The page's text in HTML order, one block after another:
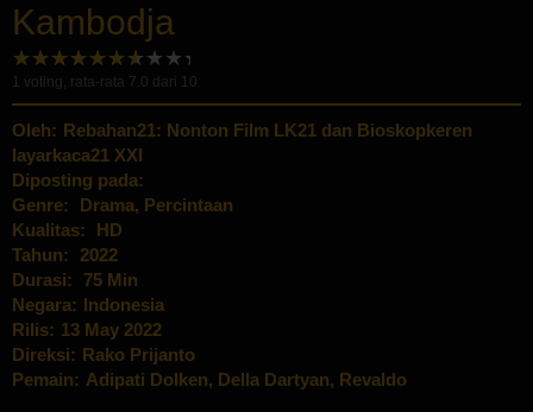
Kambodja
1 voting, rata-rata 7.0 dari 10
Oleh: Rebahan21: Nonton Film LK21 dan Bioskopkeren
layarkaca21 XXI
Diposting pada:
Genre:
Drama, Percintaan
Kualitas:
HD
Tahun:
2022
Durasi:
75 Min
Negara: Indonesia
Rilis: 13 May 2022
Direksi: Rako Prijanto
Pemain: Adipati Dolken, Della Dartyan, Revaldo